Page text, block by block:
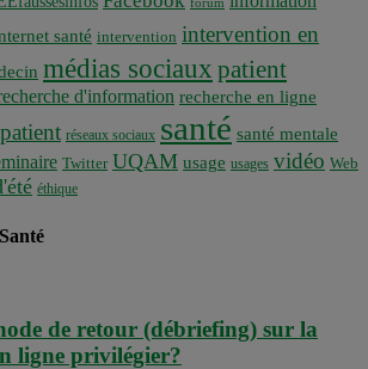
forum
santé intervention intervention en
médias sociaux patient
d'information recherche en ligne
réseaux sociaux santé santé mentale
Twitter UQAM usage usages vidéo Web
éthique
de retour (débriefing) sur la
ligne privilégier?